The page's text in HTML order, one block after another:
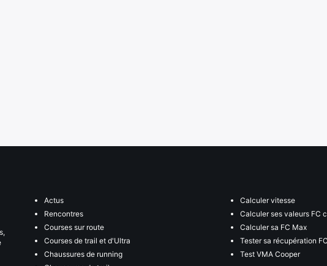
Actus
Rencontres
Courses sur route
Courses de trail et d'Ultra
Chaussures de running
Calculer vitesse
Calculer ses valeurs FC
Calculer sa FC Max
Tester sa récupération
Test VMA Cooper